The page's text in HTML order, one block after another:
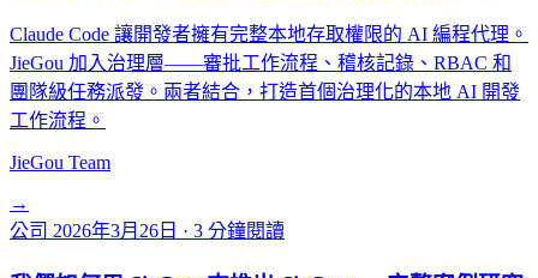
Claude Code 讓開發者擁有完整本地存取權限的 AI 編程代理。
JieGou 加入治理層——審批工作流程、稽核記錄、RBAC 和
團隊級任務派發。兩者結合，打造首個治理化的本地 AI 開發
工作流程。
JieGou Team
→
公司 2026年3月26日 · 3 分鐘閱讀